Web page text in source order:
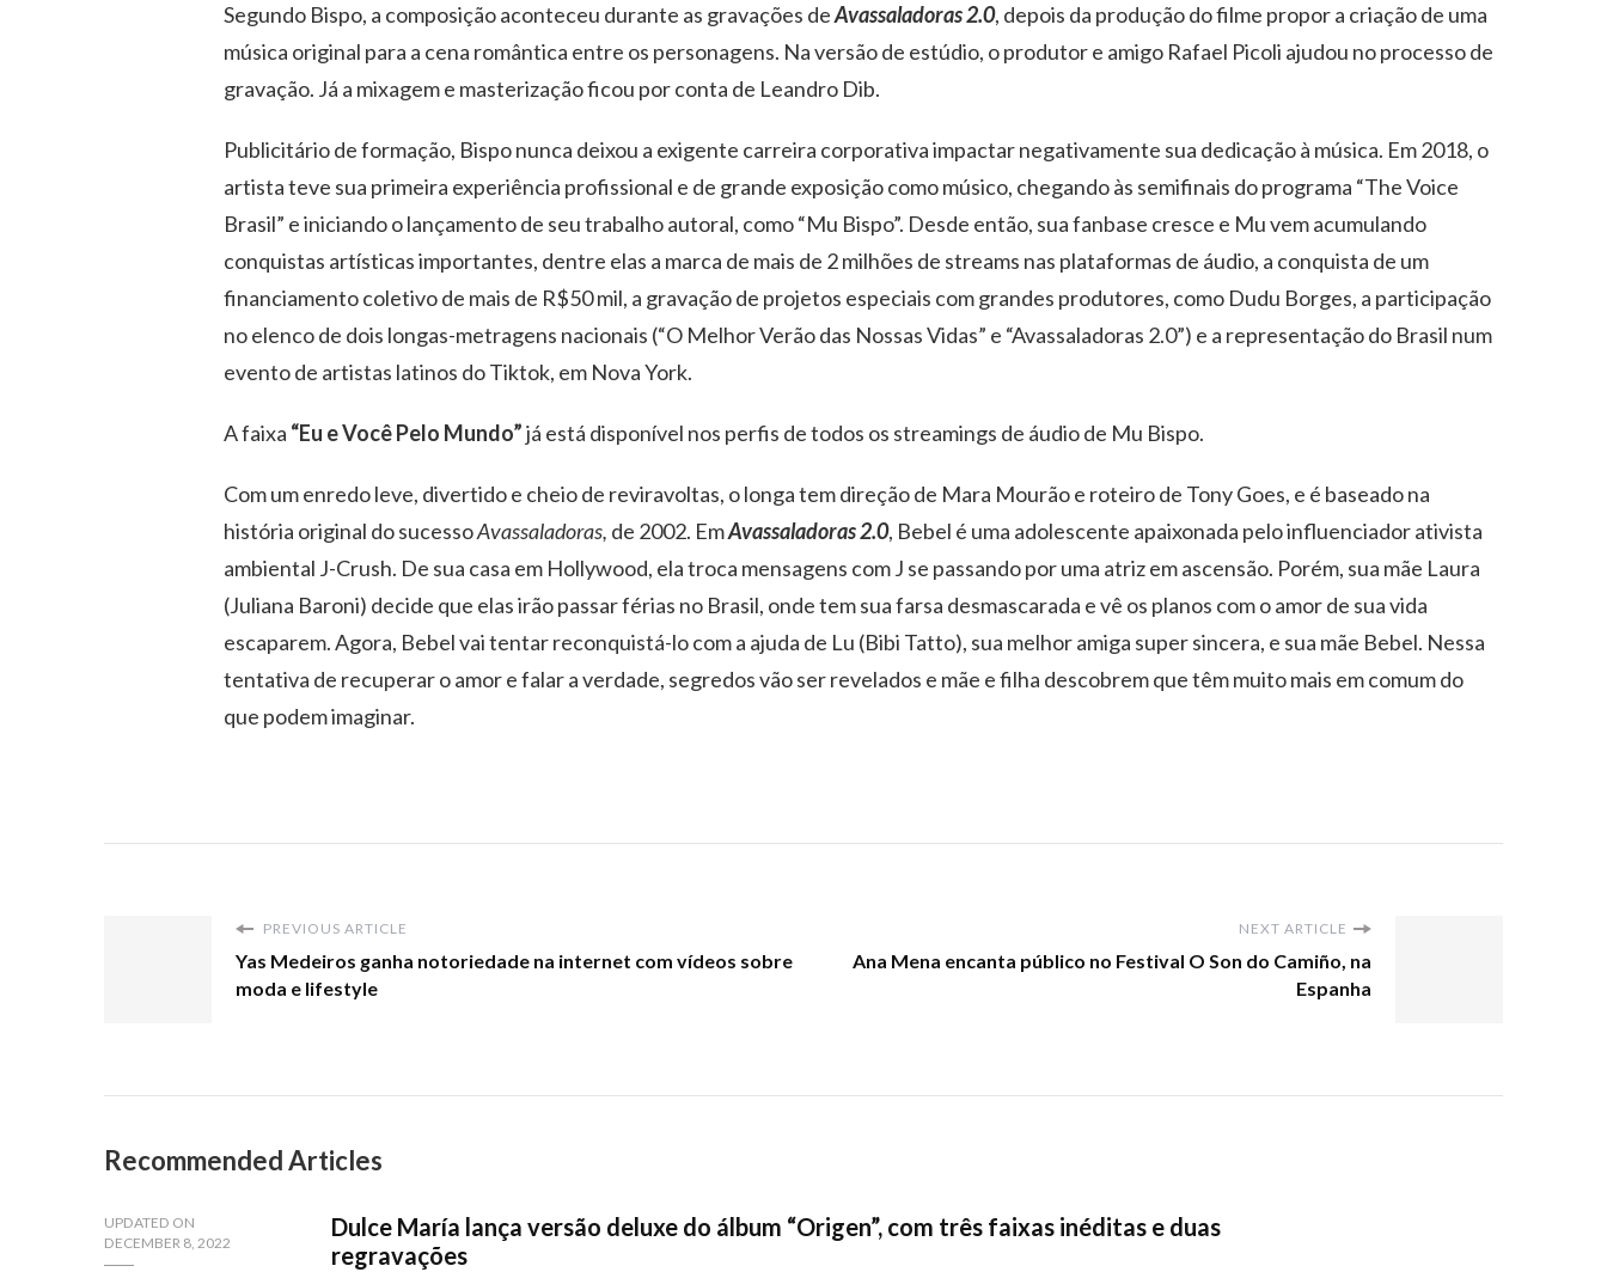
Segundo Bispo, a composição aconteceu durante as gravações deAvassaladoras 2.0, depois da produção do filme propor a criação de uma
música original para a cena romântica entre os personagens. Na versão de estúdio, o produtor e amigo Rafael Picoli ajudou no processo de
gravação. Já a mixagem e masterização ficou por conta de Leandro Dib.
Publicitário de formação, Bispo nunca deixou a exigente carreira corporativa impactar negativamente sua dedicação à música. Em 2018, o
artista teve sua primeira experiência profissional e de grande exposição como músico, chegando às semifinais do programa “The Voice
Brasil” e iniciando o lançamento de seu trabalho autoral, como “Mu Bispo”. Desde então, sua fanbase cresce e Mu vem acumulando
conquistas artísticas importantes, dentre elas a marca de mais de 2 milhões de streams nas plataformas de áudio, a conquista de um
financiamento coletivo de mais de R$50 mil, a gravação de projetos especiais com grandes produtores, como Dudu Borges, a participação
no elenco de dois longas-metragens nacionais (“O Melhor Verão das Nossas Vidas” e “Avassaladoras 2.0”) e a representação do Brasil num
evento de artistas latinos do Tiktok, em Nova York.
A faixa “Eu e Você Pelo Mundo”já está disponível nos perfis de todos os streamings de áudio de Mu Bispo.
Com um enredo leve, divertido e cheio de reviravoltas, o longa tem direção de Mara Mourão e roteiro de Tony Goes, e é baseado na
história original do sucessoAvassaladoras, de 2002. EmAvassaladoras 2.0, Bebel é uma adolescente apaixonada pelo influenciador ativista
ambiental J-Crush. De sua casa em Hollywood, ela troca mensagens com J se passando por uma atriz em ascensão. Porém, sua mãe Laura
(Juliana Baroni) decide que elas irão passar férias no Brasil, onde tem sua farsa desmascarada e vê os planos com o amor de sua vida
escaparem. Agora, Bebel vai tentar reconquistá-lo com a ajuda de Lu (Bibi Tatto), sua melhor amiga super sincera, e sua mãe Bebel. Nessa
tentativa de recuperar o amor e falar a verdade, segredos vão ser revelados e mãe e filha descobrem que têm muito mais em comum do
que podem imaginar.
PREVIOUS ARTICLE
Yas Medeiros ganha notoriedade na internet com vídeos sobre
moda e lifestyle
NEXT ARTICLE
Ana Mena encanta público no Festival O Son do Camiño, na
Espanha
Recommended Articles
UPDATED ON
DECEMBER 8, 2022
Dulce María lança versão deluxe do álbum “Origen”, com três faixas inéditas e duas
regravações